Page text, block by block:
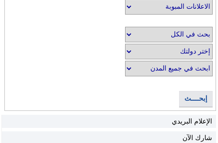
إبحــــث
الإعلام البريدي
شارك الآن